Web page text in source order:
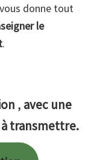
donne tout
le
.
, avec une
transmettre.